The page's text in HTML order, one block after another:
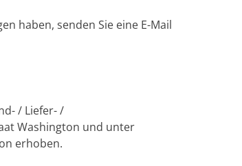
haben, senden Sie eine E-Mail
/ Liefer- /
Washington und unter
erhoben.